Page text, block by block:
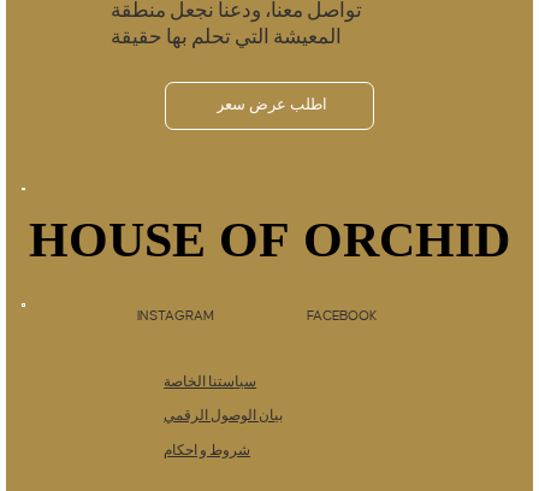
تواصل معنا، ودعنا نجعل منطقة
المعيشة التي تحلم بها حقيقة
اطلب عرض سعر
HOUSE OF ORCHID
HOUSE OF ORCHID
INSTAGRAM FACEBOOK
سياستنا الخاصة
شروط و احكام
بيان الوصول الرقمي